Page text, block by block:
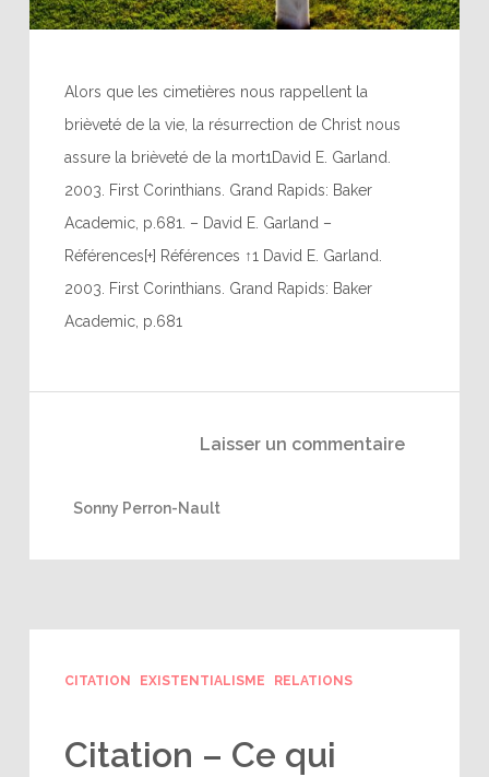
Alors que les cimetières nous rappellent la
brièveté de la vie, la résurrection de Christ nous
assure la brièveté de la mort1David E. Garland.
2003. First Corinthians. Grand Rapids: Baker
Academic, p.681. – David E. Garland –
Références[+] Références ↑1 David E. Garland.
2003. First Corinthians. Grand Rapids: Baker
Academic, p.681
Laisser un commentaire
Sonny Perron-Nault
CITATION EXISTENTIALISME RELATIONS
Citation – Ce qui